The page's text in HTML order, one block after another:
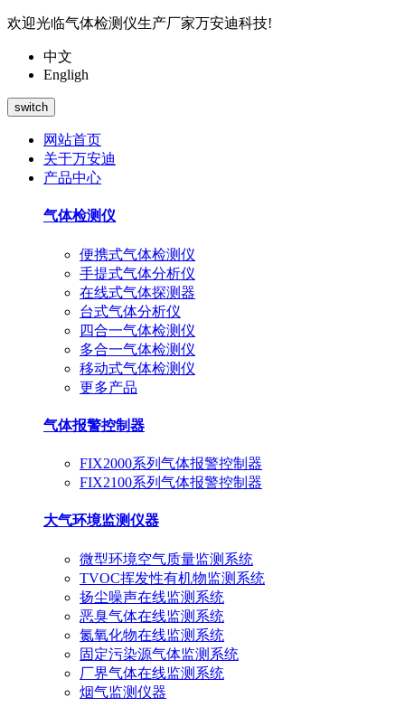
欢迎光临气体检测仪生产厂家万安迪科技!
中文
Engligh
switch
网站首页
关于万安迪
产品中心
气体检测仪
便携式气体检测仪
手提式气体分析仪
在线式气体探测器
台式气体分析仪
四合一气体检测仪
多合一气体检测仪
移动式气体检测仪
更多产品
气体报警控制器
FIX2000系列气体报警控制器
FIX2100系列气体报警控制器
大气环境监测仪器
微型环境空气质量监测系统
TVOC挥发性有机物监测系统
扬尘噪声在线监测系统
恶臭气体在线监测系统
氮氧化物在线监测系统
固定污染源气体监测系统
厂界气体在线监测系统
烟气监测仪器